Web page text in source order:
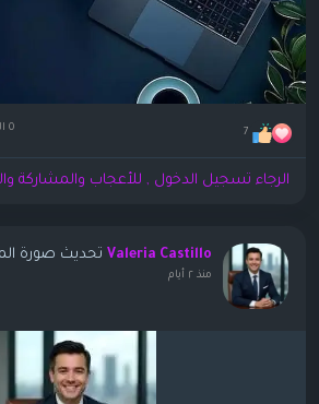
7 0 التعليقات
الرجاء تسجيل الدخول , للأعجاب والمشاركة
Valeria Castillo تحديث صورة
منذ ٢ أيام